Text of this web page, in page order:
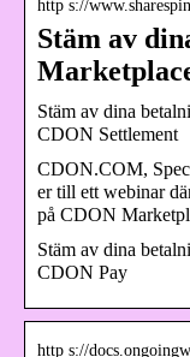
http s://
Stäm av
Stäm av dina
CDON Settlement
CDON.COM,
er till ett webinar
på CDON
Stäm av dina
CDON Pay
http s://